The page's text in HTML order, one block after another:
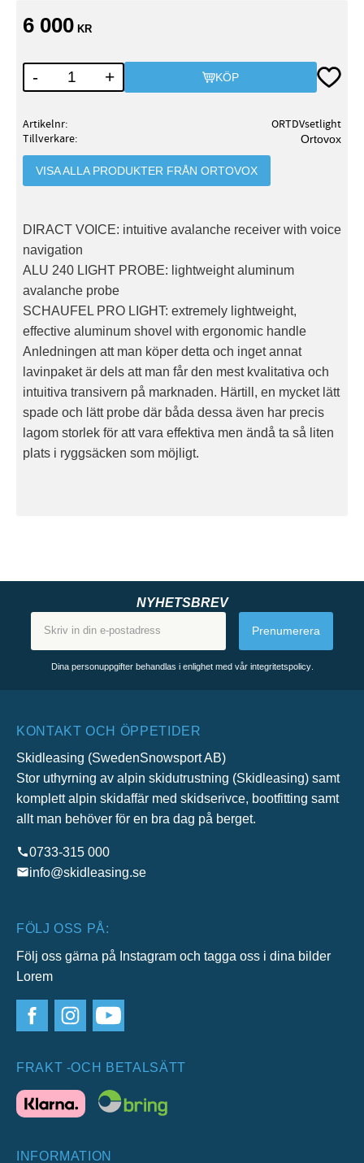
6 000 KR
+
- KÖP Lägg
Artikelnr
ORTDVsetlight
Tillverkare
Ortovox
VISA ALLA PRODUKTER FRÅN ORTOVOX
DIRACT VOICE: intuitive avalanche receiver with voice
navigation
ALU 240 LIGHT PROBE: lightweight aluminum
avalanche probe
SCHAUFEL PRO LIGHT: extremely lightweight,
effective aluminum shovel with ergonomic handle
Anledningen att man köper detta och inget annat
lavinpaket är dels att man får den mest kvalitativa och
intuitiva transivern på marknaden. Härtill, en mycket lätt
spade och lätt probe där båda dessa även har precis
lagom storlek för att vara effektiva men ändå ta så liten
plats i ryggsäcken som möjligt.
NYHETSBREV
Prenumerera
Dina personuppgifter behandlas i enlighet med vår integritetspolicy.
KONTAKT OCH ÖPPETIDER
Skidleasing (SwedenSnowsport AB)
Stor uthyrning av alpin skidutrustning (Skidleasing) samt
komplett alpin skidaffär med skidserivce, bootfitting samt
allt man behöver för en bra dag på berget.
0733-315 000
info@skidleasing.se
FÖLJ OSS PÅ:
Följ oss gärna på Instagram och tagga oss i dina bilder
Lorem
FRAKT -OCH BETALSÄTT
INFORMATION